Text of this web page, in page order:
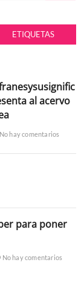
ETIQUETAS
al acervo
No hay comentarios
para poner
No hay comentarios